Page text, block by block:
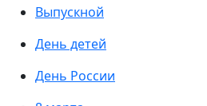
Выпускной
День детей
День России